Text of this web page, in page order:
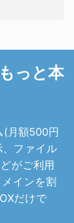
っと本
(月額500円
、ファイル
がご利用
インを割
だけで